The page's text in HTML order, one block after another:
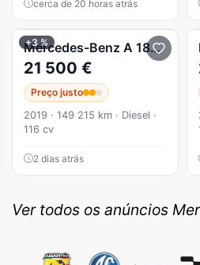
cerca de 20 horas atrás
+3 %
Mercedes-Benz A 180 d
21 500 €
Preço justo
2019 · 149 215 km · Diesel ·
116 cv
2 dias atrás
Ver todos os anúncios